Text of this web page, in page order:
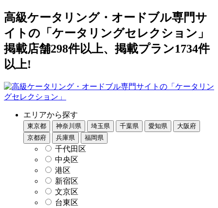
高級ケータリング・オードブル専門サ
イトの「ケータリングセレクション」
掲載店舗298件以上、掲載プラン1734件
以上!
エリアから探す
東京都 神奈川県 埼玉県 千葉県 愛知県
大阪府
京都府
兵庫県 福岡県
千代田区
中央区
港区
新宿区
文京区
台東区